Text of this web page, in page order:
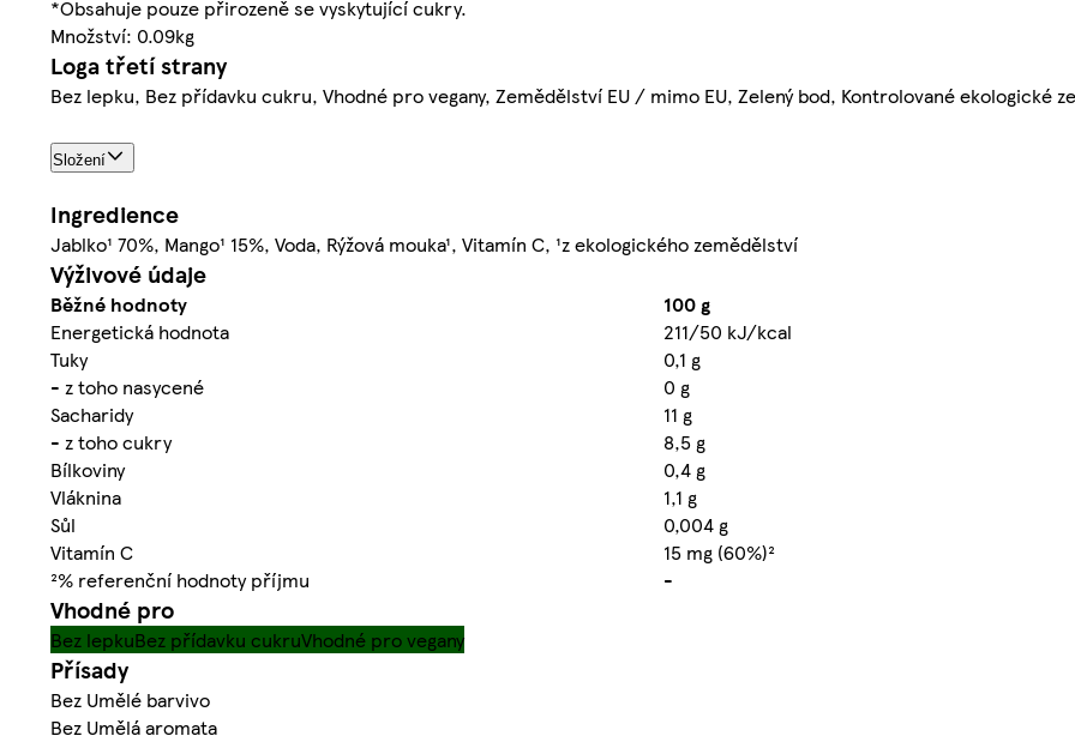
*Obsahuje pouze přirozeně se vyskytující cukry.
Množství: 0.09kg
Loga třetí strany
Bez lepku, Bez přídavku cukru, Vhodné pro vegany, Zemědělství EU / mimo EU, Zelený bod, Kontrolované ekologické
Složení
Ingredience
Jablko¹ 70%, Mango¹ 15%, Voda, Rýžová mouka¹, Vitamín C, ¹z ekologického zemědělství
Výživové údaje
Běžné hodnoty
100 g
Energetická hodnota
211/50 kJ/kcal
Tuky
0,1 g
- z toho nasycené
0 g
Sacharidy
11 g
- z toho cukry
8,5 g
Bílkoviny
0,4 g
Vláknina
1,1 g
Sůl
0,004 g
Vitamín C
15 mg (60%)²
²% referenční hodnoty příjmu
-
Vhodné pro
Bez lepkuBez přídavku cukruVhodné pro vegany
Přísady
Bez Umělé barvivo
Bez Umělá aromata